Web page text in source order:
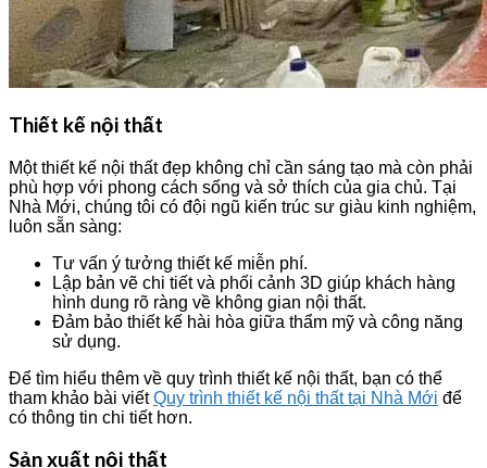
Thiết kế nội thất
Một thiết kế nội thất đẹp không chỉ cần sáng tạo mà còn phải
phù hợp với phong cách sống và sở thích của gia chủ. Tại
Nhà Mới, chúng tôi có đội ngũ kiến trúc sư giàu kinh nghiệm,
luôn sẵn sàng:
Tư vấn ý tưởng thiết kế miễn phí.
Lập bản vẽ chi tiết và phối cảnh 3D giúp khách hàng
hình dung rõ ràng về không gian nội thất.
Đảm bảo thiết kế hài hòa giữa thẩm mỹ và công năng
sử dụng.
Để tìm hiểu thêm về quy trình thiết kế nội thất, bạn có thể
tham khảo bài viếtQuy trình thiết kế nội thất tại Nhà Mới để
có thông tin chi tiết hơn.
Sản xuất nội thất